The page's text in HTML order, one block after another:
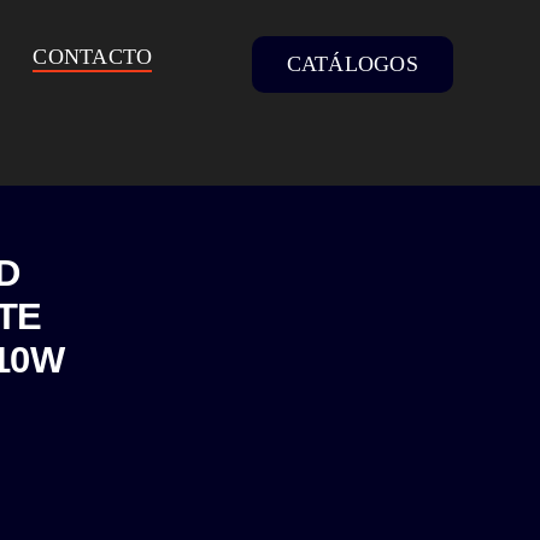
CONTACTO CATÁLOGOS